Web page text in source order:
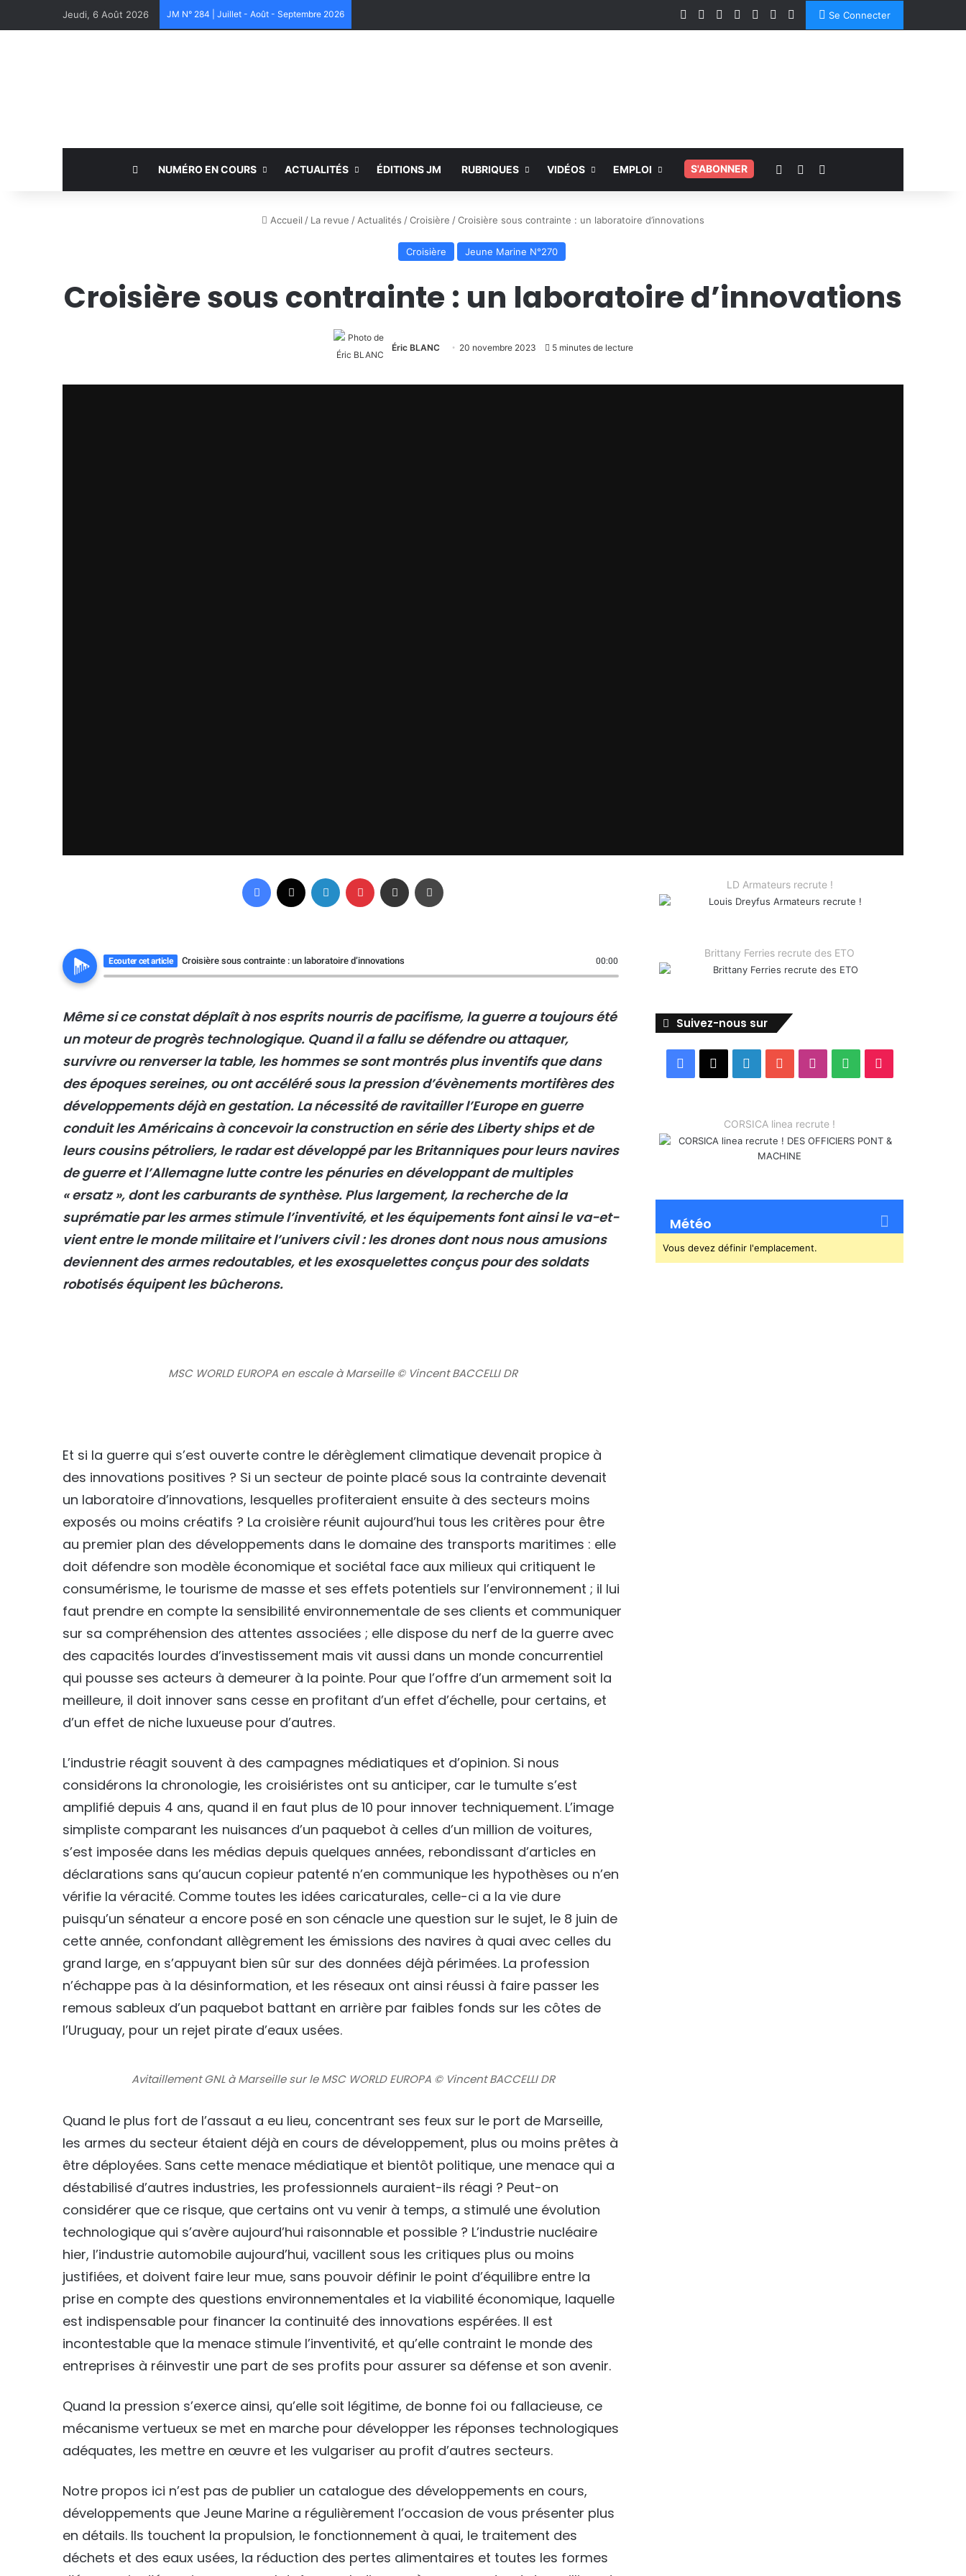
Jeudi, 6 Août 2026 JM N° 284 | Juillet - Août - Septembre 2026 FacebookLinkedinYouTubeInstagram
SpotifyTikTokSe Connecter
NUMÉRO EN COURS ACTUALITÉS ÉDITIONS JM RUBRIQUES VIDÉOS EMPLOI S'ABONNER Voir votre panier
Switch skin
Accueil / La revue / Actualités /Croisière /Croisière sous contrainte : un laboratoire d’innovations
Croisière Jeune Marine N°270
Croisière sous contrainte : un laboratoire d’innovations
Éric BLANC 20 novembre 2023 5 minutes de lecture
Facebook Linkedin Pinterest Partager par email
Ecouter cet article Croisière sous contrainte : un laboratoire d’innovations 00:00
Même si ce constat déplaît à nos esprits nourris de pacifisme, la guerre a toujours été
un moteur de progrès technologique. Quand il a fallu se défendre ou attaquer,
survivre ou renverser la table, les hommes se sont montrés plus inventifs que dans
des époques sereines, ou ont accéléré sous la pression d’évènements mortifères des
développements déjà en gestation. La nécessité de ravitailler l’Europe en guerre
conduit les Américains à concevoir la construction en série des Liberty ships et de
leurs cousins pétroliers, le radar est développé par les Britanniques pour leurs navires
de guerre et l’Allemagne lutte contre les pénuries en développant de multiples
« ersatz », dont les carburants de synthèse. Plus largement, la recherche de la
suprématie par les armes stimule l’inventivité, et les équipements font ainsi le va-et-
vient entre le monde militaire et l’univers civil : les drones dont nous nous amusions
deviennent des armes redoutables, et les exosquelettes conçus pour des soldats
robotisés équipent les bûcherons.
MSC WORLD EUROPA en escale à Marseille © Vincent BACCELLI DR
Et si la guerre qui s’est ouverte contre le dérèglement climatique devenait propice à
des innovations positives ? Si un secteur de pointe placé sous la contrainte devenait
un laboratoire d’innovations, lesquelles profiteraient ensuite à des secteurs moins
exposés ou moins créatifs ? La croisière réunit aujourd’hui tous les critères pour être
au premier plan des développements dans le domaine des transports maritimes : elle
doit défendre son modèle économique et sociétal face aux milieux qui critiquent le
consumérisme, le tourisme de masse et ses effets potentiels sur l’environnement ; il lui
faut prendre en compte la sensibilité environnementale de ses clients et communiquer
sur sa compréhension des attentes associées ; elle dispose du nerf de la guerre avec
des capacités lourdes d’investissement mais vit aussi dans un monde concurrentiel
qui pousse ses acteurs à demeurer à la pointe. Pour que l’offre d’un armement soit la
meilleure, il doit innover sans cesse en profitant d’un effet d’échelle, pour certains, et
d’un effet de niche luxueuse pour d’autres.
L’industrie réagit souvent à des campagnes médiatiques et d’opinion. Si nous
considérons la chronologie, les croisiéristes ont su anticiper, car le tumulte s’est
amplifié depuis 4 ans, quand il en faut plus de 10 pour innover techniquement. L’image
simpliste comparant les nuisances d’un paquebot à celles d’un million de voitures,
s’est imposée dans les médias depuis quelques années, rebondissant d’articles en
déclarations sans qu’aucun copieur patenté n’en communique les hypothèses ou n’en
vérifie la véracité. Comme toutes les idées caricaturales, celle-ci a la vie dure
puisqu’un sénateur a encore posé en son cénacle une question sur le sujet, le 8 juin de
cette année, confondant allègrement les émissions des navires à quai avec celles du
grand large, en s’appuyant bien sûr sur des données déjà périmées. La profession
n’échappe pas à la désinformation, et les réseaux ont ainsi réussi à faire passer les
remous sableux d’un paquebot battant en arrière par faibles fonds sur les côtes de
l’Uruguay, pour un rejet pirate d’eaux usées.
Avitaillement GNL à Marseille sur le MSC WORLD EUROPA © Vincent BACCELLI DR
Quand le plus fort de l’assaut a eu lieu, concentrant ses feux sur le port de Marseille,
les armes du secteur étaient déjà en cours de développement, plus ou moins prêtes à
être déployées. Sans cette menace médiatique et bientôt politique, une menace qui a
déstabilisé d’autres industries, les professionnels auraient-ils réagi ? Peut-on
considérer que ce risque, que certains ont vu venir à temps, a stimulé une évolution
technologique qui s’avère aujourd’hui raisonnable et possible ? L’industrie nucléaire
hier, l’industrie automobile aujourd’hui, vacillent sous les critiques plus ou moins
justifiées, et doivent faire leur mue, sans pouvoir définir le point d’équilibre entre la
prise en compte des questions environnementales et la viabilité économique, laquelle
est indispensable pour financer la continuité des innovations espérées. Il est
incontestable que la menace stimule l’inventivité, et qu’elle contraint le monde des
entreprises à réinvestir une part de ses profits pour assurer sa défense et son avenir.
Quand la pression s’exerce ainsi, qu’elle soit légitime, de bonne foi ou fallacieuse, ce
mécanisme vertueux se met en marche pour développer les réponses technologiques
adéquates, les mettre en œuvre et les vulgariser au profit d’autres secteurs.
Notre propos ici n’est pas de publier un catalogue des développements en cours,
développements que Jeune Marine a régulièrement l’occasion de vous présenter plus
en détails. Ils touchent la propulsion, le fonctionnement à quai, le traitement des
déchets et des eaux usées, la réduction des pertes alimentaires et toutes les formes
LD Armateurs recrute !
Brittany Ferries recrute des ETO
Suivez-nous sur
Facebook LinkedinYouTubeInstagram
Spotify
CORSICA linea recrute !
Météo
Vous devez définir l'emplacement.